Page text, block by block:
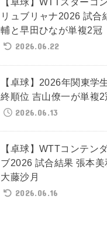
リュブリャナ2026 試合
輔と早田ひなが単複2冠
2026.06.22
【卓球】2026年関東学
終順位 吉山僚一が単複
2026.06.13
【卓球】WTTコンテン
ブ2026 試合結果 張本
大藤沙月
2026.06.16